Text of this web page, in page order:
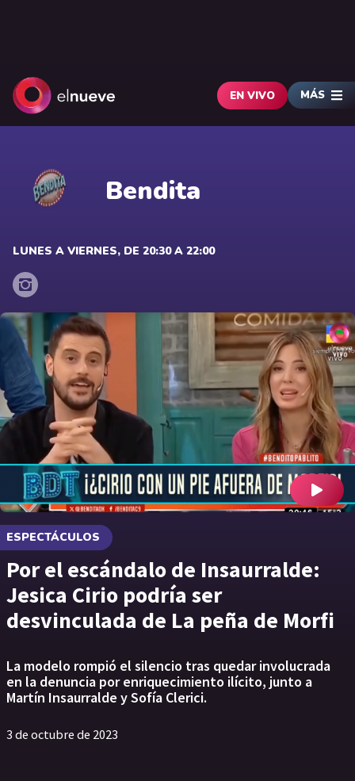
EN VIVO MÁS
Bendita
LUNES A VIERNES, DE 20:30 A 22:00
ESPECTÁCULOS
Por el escándalo de Insaurralde:
Jesica Cirio podría ser
desvinculada de La peña de Morfi
La modelo rompió el silencio tras quedar involucrada
en la denuncia por enriquecimiento ilícito, junto a
Martín Insaurralde y Sofía Clerici.
3 de octubre de 2023